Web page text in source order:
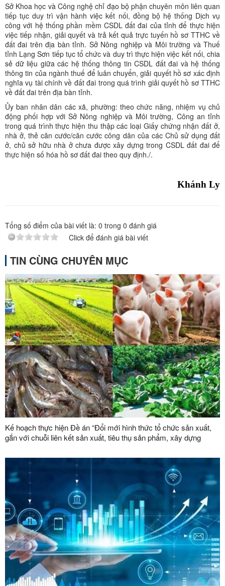
Sở Khoa học và Công nghệ chỉ đạo bộ phận chuyên môn liên quan
tiếp tục duy trì vận hành việc kết nối, đồng bộ hệ thống Dịch vụ
công với hệ thống phần mềm CSDL đất đai của tỉnh để thực hiện
việc tiếp nhận, giải quyết và trả kết quả trực tuyến hồ sơ TTHC về
đất đai trên địa bàn tỉnh. Sở Nông nghiệp và Môi trường và Thuế
tỉnh Lạng Sơn tiếp tục tổ chức và duy trì thực hiện việc kết nối, chia
sẻ dữ liệu giữa các hệ thống thông tin CSDL đất đai và hệ thống
thông tin của ngành thuế để luân chuyển, giải quyết hồ sơ xác định
nghĩa vụ tài chính về đất đai trong quá trình giải quyết hồ sơ TTHC
về đất đai trên địa bàn tỉnh.
Ủy ban nhân dân các xã, phường: theo chức năng, nhiệm vụ chủ
động phối hợp với Sở Nông nghiệp và Môi trường, Công an tỉnh
trong quá trình thực hiện thu thập các loại Giấy chứng nhận đất ở,
nhà ở, thẻ căn cước/căn cước công dân của các Chủ sử dụng đất
ở, chủ sở hữu nhà ở chưa được xây dựng trong CSDL đất đai để
thực hiện số hóa hồ sơ đất đai theo quy định./.
Khánh Ly
Tổng số điểm của bài viết là: 0 trong 0 đánh giá
Click để đánh giá bài viết
TIN CÙNG CHUYÊN MỤC
Kế hoạch thực hiện Đề án “Đổi mới hình thức tổ chức sản xuất,
gắn với chuỗi liên kết sản xuất, tiêu thụ sản phẩm, xây dựng
2030”